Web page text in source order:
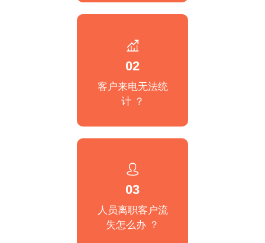
02
客户来电无法统
计 ？
03
人员离职客户流
失怎么办 ？